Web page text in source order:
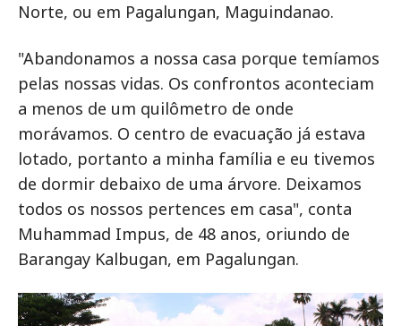
Norte, ou em Pagalungan, Maguindanao.
"Abandonamos a nossa casa porque temíamos
pelas nossas vidas. Os confrontos aconteciam
a menos de um quilômetro de onde
morávamos. O centro de evacuação já estava
lotado, portanto a minha família e eu tivemos
de dormir debaixo de uma árvore. Deixamos
todos os nossos pertences em casa", conta
Muhammad Impus, de 48 anos, oriundo de
Barangay Kalbugan, em Pagalungan.